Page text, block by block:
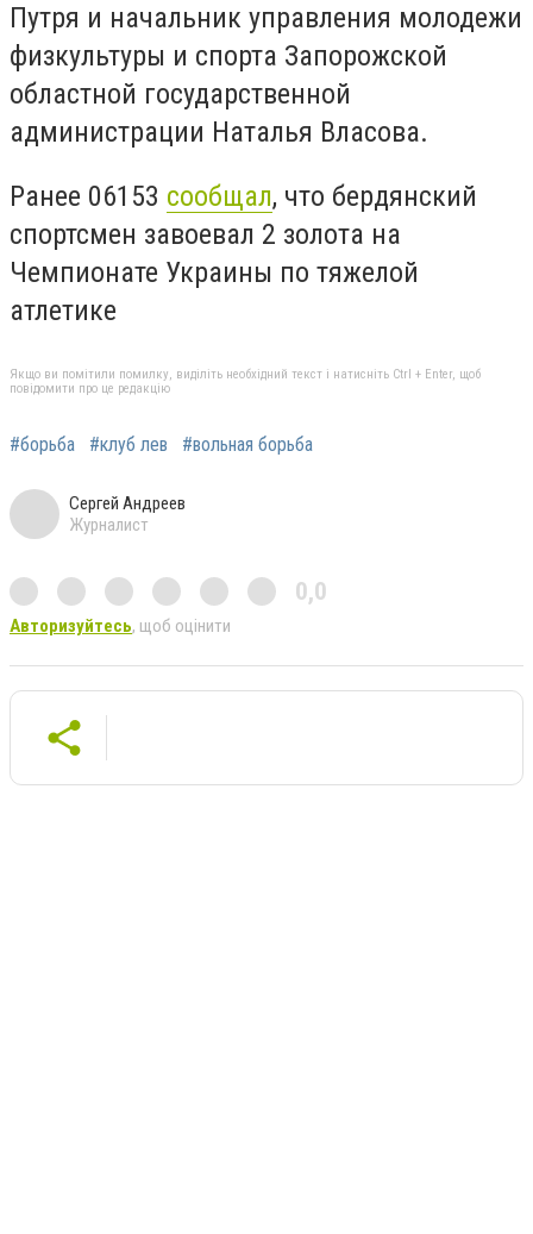
Путря и начальник управления молодежи
физкультуры и спорта Запорожской
областной государственной
администрации Наталья Власова.
Ранее 06153 сообщал, что бердянский
спортсмен завоевал 2 золота на
Чемпионате Украины по тяжелой
атлетике
Якщо ви помітили помилку, виділіть необхідний текст і натисніть Ctrl + Enter, щоб
повідомити про це редакцію
#борьба #клуб лев #вольная борьба
Сергей Андреев
Журналист
0,0
Авторизуйтесь, щоб оцінити